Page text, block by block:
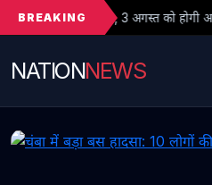
BREAKING
3 अगस्त को होगी अगली सुनवाई
NATIONNEWS